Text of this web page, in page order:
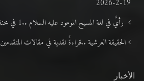
19-2-2026
رأيٌ في لغة المسيح الموعود عليه السلام ..1 في محنة اللغة ومعاني «الاشتهار»
الحقيقة العرشية ..قراءةٌ نقدية في مقالات المتقدمين
الأخبار